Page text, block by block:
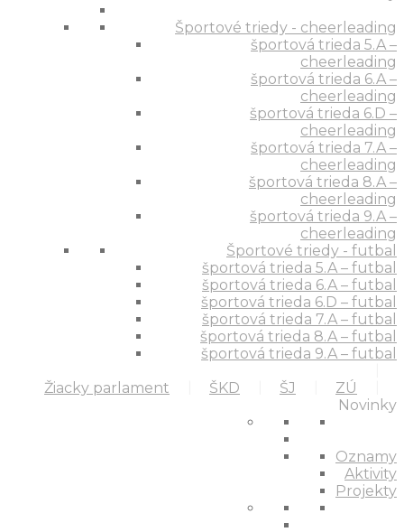
Športové triedy - cheerleading
športová trieda 5.A –
cheerleading
športová trieda 6.A –
cheerleading
športová trieda 6.D –
cheerleading
športová trieda 7.A –
cheerleading
športová trieda 8.A –
cheerleading
športová trieda 9.A –
cheerleading
Športové triedy - futbal
športová trieda 5.A – futbal
športová trieda 6.A – futbal
športová trieda 6.D – futbal
športová trieda 7.A – futbal
športová trieda 8.A – futbal
športová trieda 9.A – futbal
Žiacky parlament
ŠKD ŠJ
ZÚ
Novinky
Oznamy
Aktivity
Projekty